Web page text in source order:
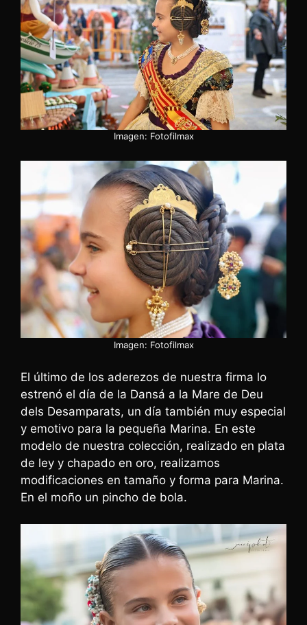
Imagen: Fotofilmax
Imagen: Fotofilmax
El último de los aderezos de nuestra firma lo
estrenó el día de la Dansá a la Mare de Deu
dels Desamparats, un día también muy especial
y emotivo para la pequeña Marina. En este
modelo de nuestra colección, realizado en plata
de ley y chapado en oro, realizamos
modificaciones en tamaño y forma para Marina.
En el moño un pincho de bola.